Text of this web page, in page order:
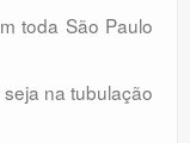
toda São Paulo
na tubulação